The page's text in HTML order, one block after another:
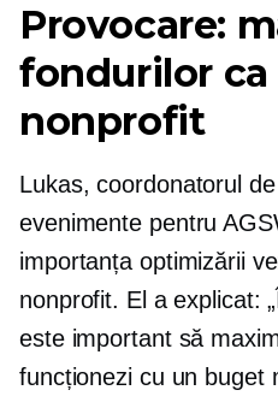
Provocare:
fondurilor
nonprofit
Lukas, coordonatorul
evenimente pentru
importanța optimizării
nonprofit. El a explicat:
este important să
funcționezi cu un buget